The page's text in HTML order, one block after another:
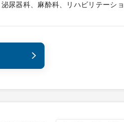
尿器科、麻酔科、リハビリテーショ